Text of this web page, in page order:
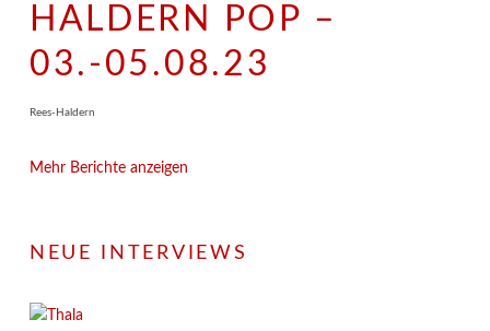
HALDERN POP –
03.-05.08.23
Rees-Haldern
Mehr Berichte anzeigen
NEUE INTERVIEWS